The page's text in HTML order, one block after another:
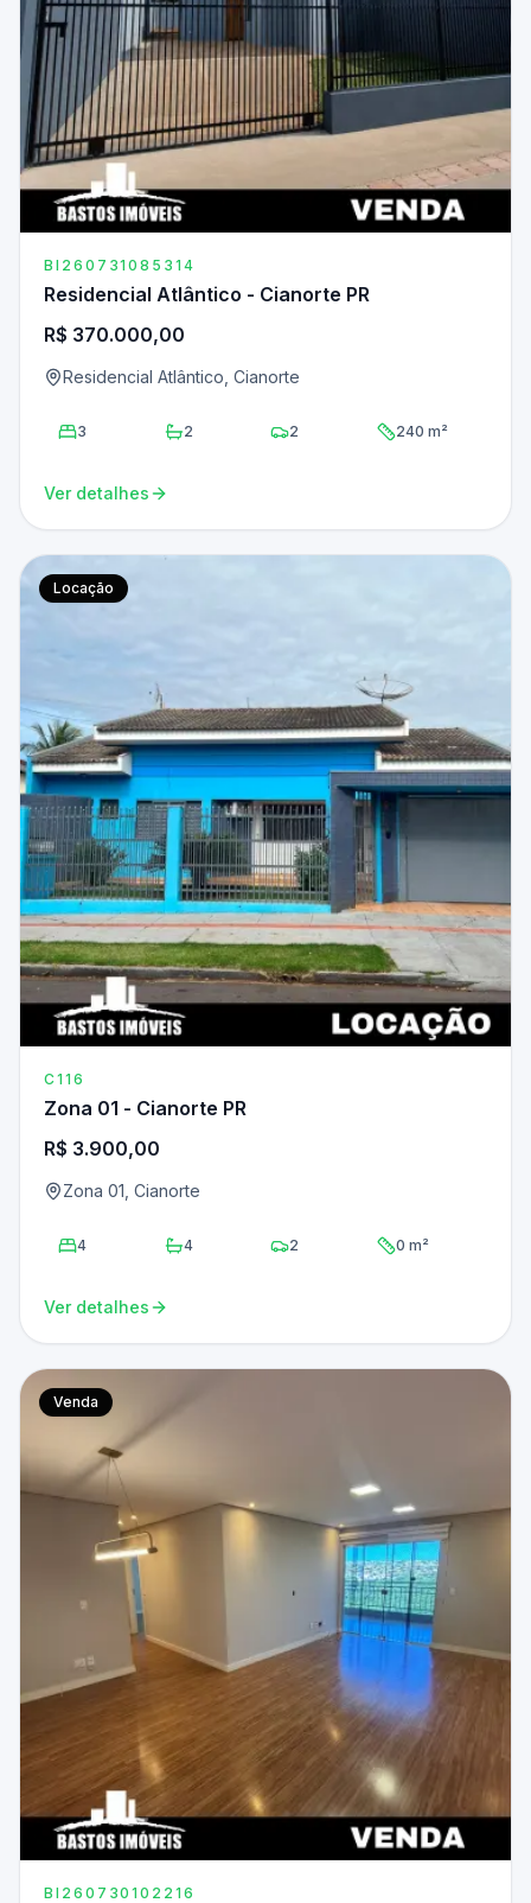
BI260731085314
Residencial Atlântico - Cianorte PR
R$ 370.000,00
Residencial Atlântico, Cianorte
3 2 2 240 m²
Ver detalhes
Locação
C116
Zona 01 - Cianorte PR
R$ 3.900,00
Zona 01, Cianorte
4 4 2 0 m²
Ver detalhes
Venda
BI260730102216